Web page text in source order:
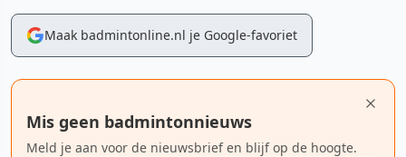
Maak badmintonline.nl je Google-favoriet
Mis geen badmintonnieuws
Meld je aan voor de nieuwsbrief en blijf op de hoogte.